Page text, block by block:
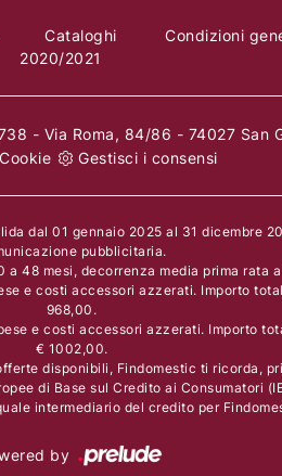
Cataloghi Condizioni
2020/2021
- Via Roma, 84/86 - 74027 San
Cookie Gestisci i consensi
dal 01 gennaio 2025 al 31 dicembre
pubblicitaria.
a 48 mesi, decorrenza media prima rata
e costi accessori azzerati. Importo
968,00.
e costi accessori azzerati. Importo
€ 1002,00.
disponibili, Findomestic ti ricorda,
di Base sul Credito ai Consumatori
intermediario del credito per
by